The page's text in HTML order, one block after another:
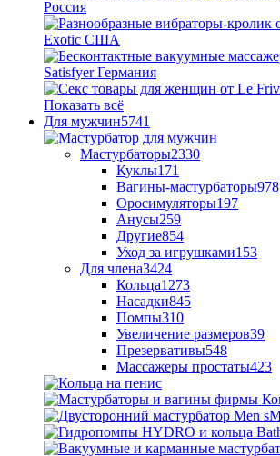
Показать всё
Для мужчин5741
Мастурбаторы2330
Куклы171
Вагины-мастурбаторы978
Оросимуляторы197
Анусы259
Другие854
Уход за игрушками153
Для члена3424
Кольца1273
Насадки845
Помпы310
Увеличение размеров39
Презервативы548
Массажеры простаты423